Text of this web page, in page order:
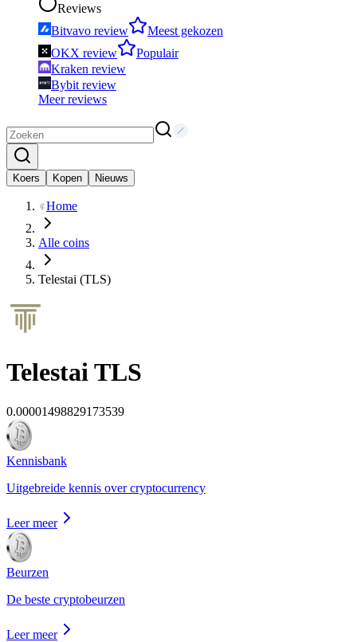
Reviews
Bitvavo review
Meest gekozen
OKX review
Populair
Kraken review
Bybit review
Meer reviews
Koers Kopen Nieuws
Home
Alle coins
Telestai (TLS)
TelestaiTLS
0.00001498829173539
Kennisbank
Uitgebreide kennis over cryptocurrency
Leer meer
Beurzen
De beste cryptobeurzen
Leer meer